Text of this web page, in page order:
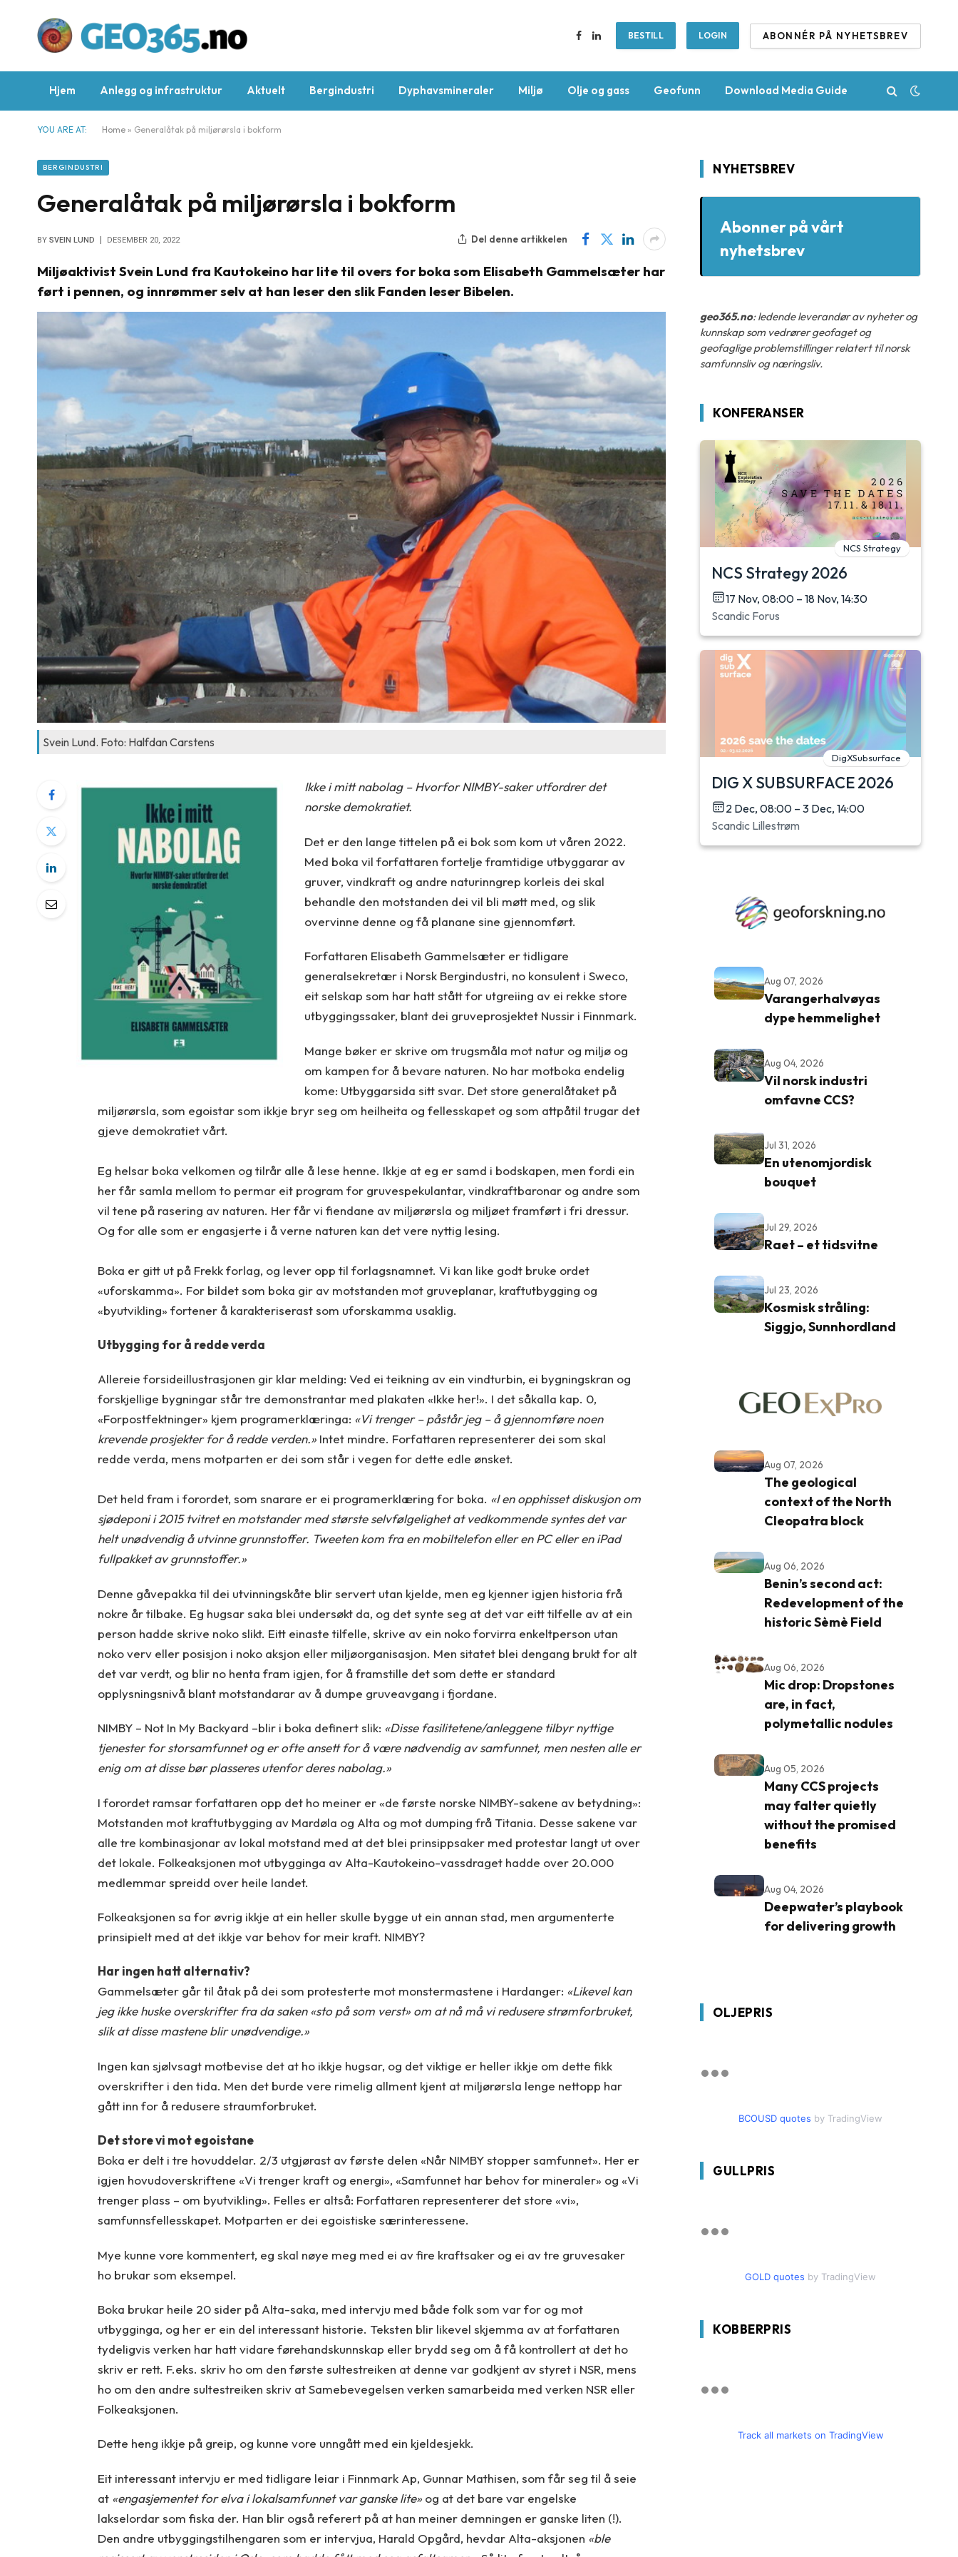
Facebook
LinkedInBESTILL LOGIN ABONNÉR PÅ NYHETSBREV
Hjem Anlegg og infrastruktur Aktuelt Bergindustri Dyphavsmineraler Miljø Olje og gass Geofunn Download Media Guide
YOU ARE AT: Home » Generalåtak på miljørørsla i bokform
BERGINDUSTRI
Generalåtak på miljørørsla i bokform
BY SVEIN LUND DESEMBER 20, 2022 Del denne artikkelen
Miljøaktivist Svein Lund fra Kautokeino har lite til overs for boka som Elisabeth Gammelsæter har
ført i pennen, og innrømmer selv at han leser den slik Fanden leser Bibelen.
Svein Lund. Foto: Halfdan Carstens
Ikke i mitt nabolag – Hvorfor NIMBY-saker utfordrer det
norske demokratiet.
Det er den lange tittelen på ei bok som kom ut våren 2022.
Med boka vil forfattaren fortelje framtidige utbyggarar av
gruver, vindkraft og andre naturinngrep korleis dei skal
behandle den motstanden dei vil bli møtt med, og slik
overvinne denne og få planane sine gjennomført.
Forfattaren Elisabeth Gammelsæter er tidligare
generalsekretær i Norsk Bergindustri, no konsulent i Sweco,
eit selskap som har hatt stått for utgreiing av ei rekke store
utbyggingssaker, blant dei gruveprosjektet Nussir i Finnmark.
Mange bøker er skrive om trugsmåla mot natur og miljø og
om kampen for å bevare naturen. No har motboka endelig
kome: Utbyggarsida sitt svar. Det store generalåtaket på
miljørørsla, som egoistar som ikkje bryr seg om heilheita og fellesskapet og som attpåtil trugar det
gjeve demokratiet vårt.
Eg helsar boka velkomen og tilrår alle å lese henne. Ikkje at eg er samd i bodskapen, men fordi ein
her får samla mellom to permar eit program for gruvespekulantar, vindkraftbaronar og andre som
vil tene på rasering av naturen. Her får vi fiendane av miljørørsla og miljøet framført i fri dressur.
Og for alle som er engasjerte i å verne naturen kan det vere nyttig lesing.
Boka er gitt ut på Frekk forlag, og lever opp til forlagsnamnet. Vi kan like godt bruke ordet
«uforskamma». For bildet som boka gir av motstanden mot gruveplanar, kraftutbygging og
«byutvikling» fortener å karakteriserast som uforskamma usaklig.
Utbygging for å redde verda
Allereie forsideillustrasjonen gir klar melding: Ved ei teikning av ein vindturbin, ei bygningskran og
forskjellige bygningar står tre demonstrantar med plakaten «Ikke her!». I det såkalla kap. 0,
«Forpostfektninger» kjem programerklæringa: «Vi trenger – påstår jeg – å gjennomføre noen
krevende prosjekter for å redde verden.»Intet mindre. Forfattaren representerer dei som skal
redde verda, mens motparten er dei som står i vegen for dette edle ønsket.
Det held fram i forordet, som snarare er ei programerklæring for boka. «I en opphisset diskusjon om
sjødeponi i 2015 tvitret en motstander med største selvfølgelighet at vedkommende syntes det var
helt unødvendig å utvinne grunnstoffer. Tweeten kom fra en mobiltelefon eller en PC eller en iPad
fullpakket av grunnstoffer.»
Denne gåvepakka til dei utvinningskåte blir servert utan kjelde, men eg kjenner igjen historia frå
nokre år tilbake. Eg hugsar saka blei undersøkt da, og det synte seg at det var eitt tilfelle av at ein
person hadde skrive noko slikt. Eitt einaste tilfelle, skrive av ein noko forvirra enkeltperson utan
noko verv eller posisjon i noko aksjon eller miljøorganisasjon. Men sitatet blei dengang brukt for alt
det var verdt, og blir no henta fram igjen, for å framstille det som dette er standard
opplysningsnivå blant motstandarar av å dumpe gruveavgang i fjordane.
NIMBY – Not In My Backyard –blir i boka definert slik: «Disse fasilitetene/anleggene tilbyr nyttige
tjenester for storsamfunnet og er ofte ansett for å være nødvendig av samfunnet, men nesten alle er
enig om at disse bør plasseres utenfor deres nabolag.»
I forordet ramsar forfattaren opp det ho meiner er «de første norske NIMBY-sakene av betydning»:
Motstanden mot kraftutbygging av Mardøla og Alta og mot dumping frå Titania. Desse sakene var
alle tre kombinasjonar av lokal motstand med at det blei prinsippsaker med protestar langt ut over
det lokale. Folkeaksjonen mot utbygginga av Alta-Kautokeino-vassdraget hadde over 20.000
medlemmar spreidd over heile landet.
Folkeaksjonen sa for øvrig ikkje at ein heller skulle bygge ut ein annan stad, men argumenterte
prinsipielt med at det ikkje var behov for meir kraft. NIMBY?
Har ingen hatt alternativ?
Gammelsæter går til åtak på dei som protesterte mot monstermastene i Hardanger: «Likevel kan
jeg ikke huske overskrifter fra da saken «sto på som verst» om at nå må vi redusere strømforbruket,
slik at disse mastene blir unødvendige.»
Ingen kan sjølvsagt motbevise det at ho ikkje hugsar, og det viktige er heller ikkje om dette fikk
overskrifter i den tida. Men det burde vere rimelig allment kjent at miljørørsla lenge nettopp har
gått inn for å redusere straumforbruket.
Det store vi mot egoistane
Boka er delt i tre hovuddelar. 2/3 utgjørast av første delen «Når NIMBY stopper samfunnet». Her er
igjen hovudoverskriftene «Vi trenger kraft og energi», «Samfunnet har behov for mineraler» og «Vi
trenger plass – om byutvikling». Felles er altså: Forfattaren representerer det store «vi»,
samfunnsfellesskapet. Motparten er dei egoistiske særinteressene.
Mye kunne vore kommentert, eg skal nøye meg med ei av fire kraftsaker og ei av tre gruvesaker
ho brukar som eksempel.
Boka brukar heile 20 sider på Alta-saka, med intervju med både folk som var for og mot
utbygginga, og her er ein del interessant historie. Teksten blir likevel skjemma av at forfattaren
tydeligvis verken har hatt vidare førehandskunnskap eller brydd seg om å få kontrollert at det ho
skriv er rett. F.eks. skriv ho om den første sultestreiken at denne var godkjent av styret i NSR, mens
ho om den andre sultestreiken skriv at Samebevegelsen verken samarbeida med verken NSR eller
Folkeaksjonen.
Dette heng ikkje på greip, og kunne vore unngått med ein kjeldesjekk.
Eit interessant intervju er med tidligare leiar i Finnmark Ap, Gunnar Mathisen, som får seg til å seie
at «engasjementet for elva i lokalsamfunnet var ganske lite»og at det bare var engelske
lakselordar som fiska der. Han blir også referert på at han meiner demningen er ganske liten (!).
Den andre utbyggingstilhengaren som er intervjua, Harald Opgård, hevdar Alta-aksjonen «ble
NYHETSBREV
Abonner på vårt
nyhetsbrev
geo365.no: ledende leverandør av nyheter og
kunnskap som vedrører geofaget og
geofaglige problemstillinger relatert til norsk
samfunnsliv og næringsliv.
KONFERANSER
NCS Strategy
NCS Strategy 2026
17 Nov, 08:00 – 18 Nov, 14:30
Scandic Forus
DigXSubsurface
DIG X SUBSURFACE 2026
2 Dec, 08:00 – 3 Dec, 14:00
Scandic Lillestrøm
Aug 07, 2026
Varangerhalvøyas
dype hemmelighet
Aug 04, 2026
Vil norsk industri
omfavne CCS?
Jul 31, 2026
En utenomjordisk
bouquet
Jul 29, 2026
Raet – et tidsvitne
Jul 23, 2026
Kosmisk stråling:
Siggjo, Sunnhordland
Aug 07, 2026
The geological
context of the North
Cleopatra block
Aug 06, 2026
Benin’s second act:
Redevelopment of the
historic Sèmè Field
Aug 06, 2026
Mic drop: Dropstones
are, in fact,
polymetallic nodules
Aug 05, 2026
Many CCS projects
may falter quietly
without the promised
benefits
Aug 04, 2026
Deepwater’s playbook
for delivering growth
OLJEPRIS
BCOUSD quotes by TradingView
GULLPRIS
GOLD quotes by TradingView
KOBBERPRIS
Track all markets on TradingView